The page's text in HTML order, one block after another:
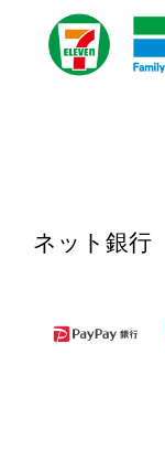
ネット銀行